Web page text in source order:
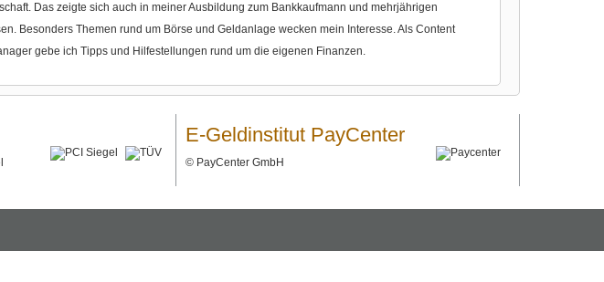
Das zeigte sich auch in meiner Ausbildung zum Bankkaufmann und mehrjährigen
Besonders Themen rund um Börse und Geldanlage wecken mein Interesse. Als Content
gebe ich Tipps und Hilfestellungen rund um die eigenen Finanzen.
E-Geldinstitut PayCenter
© PayCenter GmbH